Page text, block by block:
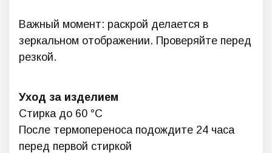
Важный момент: раскрой делается в
зеркальном отображении. Проверяйте перед
резкой.
Уход за изделием
Стирка до 60 °C
После термопереноса подождите 24 часа
перед первой стиркой